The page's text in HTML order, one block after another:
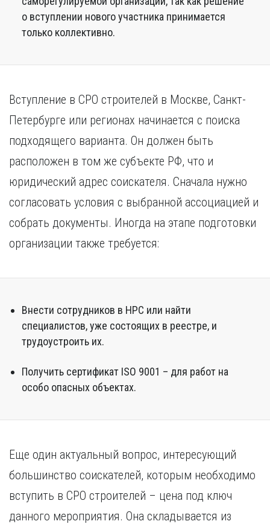
о вступлении нового участника принимается
только коллективно.
Вступление в СРО строителей в Москве, Санкт-
Петербурге или регионах начинается с поиска
подходящего варианта. Он должен быть
расположен в том же субъекте РФ, что и
юридический адрес соискателя. Сначала нужно
согласовать условия с выбранной ассоциацией и
собрать документы. Иногда на этапе подготовки
организации также требуется:
Внести сотрудников в НРС или найти
специалистов, уже состоящих в реестре, и
трудоустроить их.
Получить сертификат ISO 9001 – для работ на
особо опасных объектах.
Еще один актуальный вопрос, интересующий
большинство соискателей, которым необходимо
вступить в СРО строителей – цена под ключ
данного мероприятия. Она складывается из